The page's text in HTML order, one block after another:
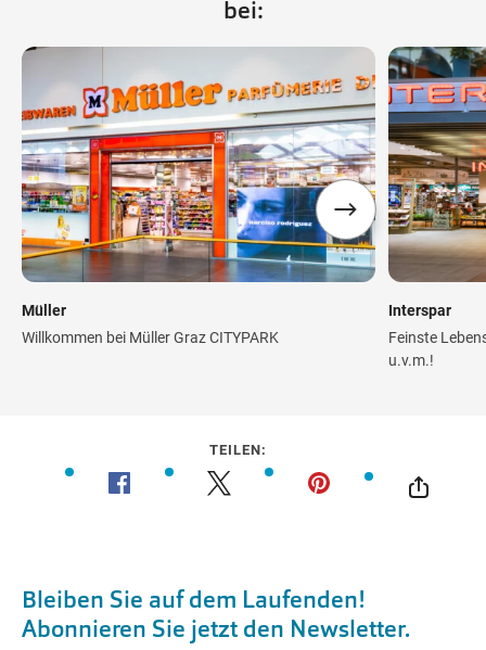
bei:
Müller
Willkommen bei Müller Graz CITYPARK
Interspar
Feinste
u.v.m.!
TEILEN: